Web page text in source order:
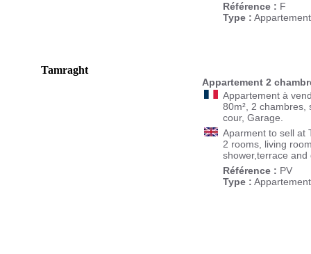
Référence : F
Type : Appartement
Tamraght
Appartement 2
Appartement à
80m², 2 chambres,
cour, Garage.
Aparment to sell at
2 rooms, living
shower,terrace and
Référence : PV
Type : Appartement